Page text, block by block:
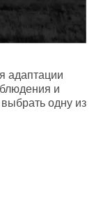
адаптации
и
одну из